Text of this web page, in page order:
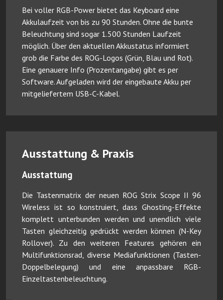
Bei voller RGB-Power bietet das Keyboard eine
Akkulaufzeit von bis zu 90 Stunden. Ohne die bunte
Beleuchtung sind sogar 1.500 Stunden Laufzeit
möglich. Über den aktuellen Akkustatus informiert
grob die Farbe des ROG-Logos (Grün, Blau und Rot).
Eine genauere Info (Prozentangabe) gibt es per
Software. Aufgeladen wird der eingebaute Akku per
mitgeliefertem USB-C-Kabel.
Ausstattung & Praxis
Ausstattung
Die Tastenmatrix der neuen ROG Strix Scope II 96
Wireless ist so konstruiert, dass Ghosting-Effekte
komplett unterbunden werden und unendlich viele
Tasten gleichzeitig gedrückt werden können (N-Key
Rollover). Zu den weiteren Features gehören ein
Multifunktionsrad, diverse Mediafunktionen (Tasten-
Doppelbelegung) und eine anpassbare RGB-
Einzeltastenbeleuchtung.